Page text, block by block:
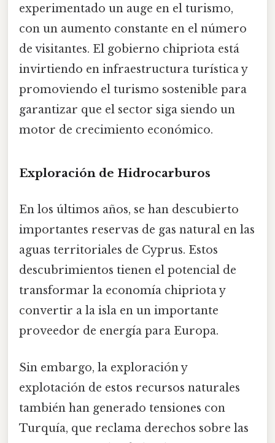
experimentado un auge en el turismo,
con un aumento constante en el número
de visitantes. El gobierno chipriota está
invirtiendo en infraestructura turística y
promoviendo el turismo sostenible para
garantizar que el sector siga siendo un
motor de crecimiento económico.
Exploración de Hidrocarburos
En los últimos años, se han descubierto
importantes reservas de gas natural en las
aguas territoriales de Cyprus. Estos
descubrimientos tienen el potencial de
transformar la economía chipriota y
convertir a la isla en un importante
proveedor de energía para Europa.
Sin embargo, la exploración y
explotación de estos recursos naturales
también han generado tensiones con
Turquía, que reclama derechos sobre las